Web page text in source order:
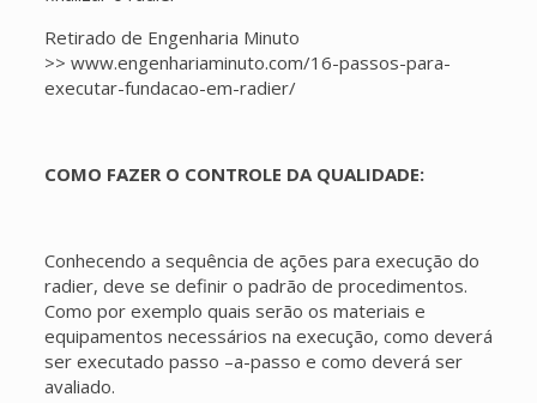
Retirado de Engenharia Minuto
>> www.engenhariaminuto.com/16-passos-para-
executar-fundacao-em-radier/
COMO FAZER O CONTROLE DA QUALIDADE:
Conhecendo a sequência de ações para execução do
radier, deve se definir o padrão de procedimentos.
Como por exemplo quais serão os materiais e
equipamentos necessários na execução, como deverá
ser executado passo –a-passo e como deverá ser
avaliado.